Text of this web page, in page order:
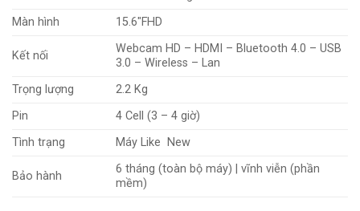
Màn hình
15.6″FHD
Kết nối
Webcam HD – HDMI – Bluetooth 4.0 – USB
3.0 – Wireless – Lan
Trọng lượng
2.2 Kg
Pin
4 Cell (3 – 4 giờ)
Tình trạng
Máy Like New
Bảo hành
6 tháng (toàn bộ máy) | vĩnh viễn (phần
mềm)